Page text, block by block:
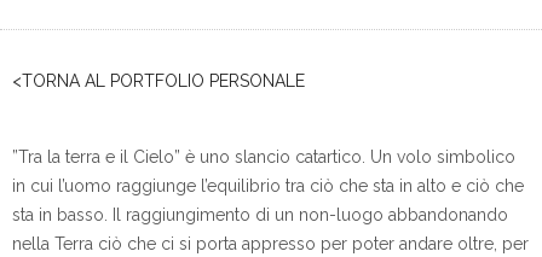
<TORNA AL PORTFOLIO PERSONALE
”Tra la terra e il Cielo” è uno slancio catartico. Un volo simbolico
in cui l’uomo raggiunge l’equilibrio tra ciò che sta in alto e ciò che
sta in basso. Il raggiungimento di un non-luogo abbandonando
nella Terra ciò che ci si porta appresso per poter andare oltre, per